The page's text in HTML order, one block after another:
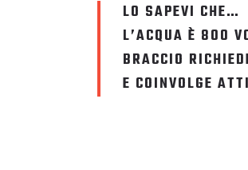
LO SAPEVI CHE…
L’ACQUA È 800
BRACCIO
E COINVOLGE